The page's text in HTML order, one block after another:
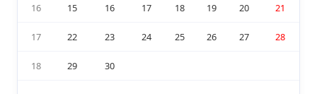
16 15 16 17 18 19 20 21
17 22 23 24 25 26 27 28
18 29 30